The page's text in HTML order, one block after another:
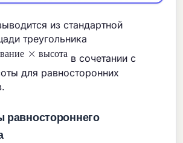
из стандартной
треугольника
вани е вы с о та
×высота
в сочетании с
для равносторонних